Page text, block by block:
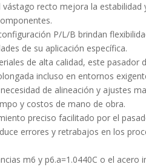
vástago recto mejora la
P/L/B brindan
de su aplicación específica.
de alta calidad, este
incluso en entornos
de alineación y ajustes
y costos de mano de obra.
preciso facilitado por el
errores y retrabajos en los
m6 y p6.a=1.0440C o el